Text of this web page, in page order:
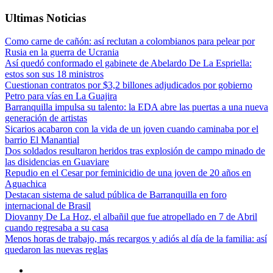
Ultimas Noticias
Como carne de cañón: así reclutan a colombianos para pelear por
Rusia en la guerra de Ucrania
Así quedó conformado el gabinete de Abelardo De La Espriella:
estos son sus 18 ministros
Cuestionan contratos por $3,2 billones adjudicados por gobierno
Petro para vías en La Guajira
Barranquilla impulsa su talento: la EDA abre las puertas a una nueva
generación de artistas
Sicarios acabaron con la vida de un joven cuando caminaba por el
barrio El Manantial
Dos soldados resultaron heridos tras explosión de campo minado de
las disidencias en Guaviare
Repudio en el Cesar por feminicidio de una joven de 20 años en
Aguachica
Destacan sistema de salud pública de Barranquilla en foro
internacional de Brasil
Diovanny De La Hoz, el albañil que fue atropellado en 7 de Abril
cuando regresaba a su casa
Menos horas de trabajo, más recargos y adiós al día de la familia: así
quedaron las nuevas reglas